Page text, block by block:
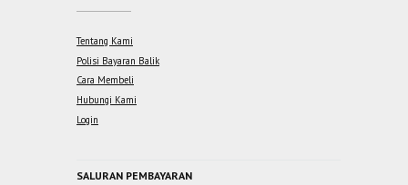
Tentang Kami
Polisi Bayaran Balik
Cara Membeli
Hubungi Kami
Login
SALURAN PEMBAYARAN